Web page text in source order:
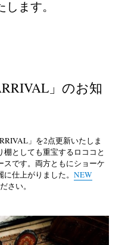
ます。
」のお知
」を2点更新いたしま
としても重宝するロココと
スです。両方ともにショーケ
に仕上がりました。NEW
さい。